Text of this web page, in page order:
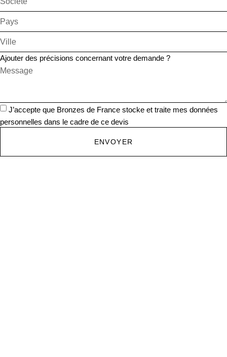
Ajouter des précisions concernant votre demande ?
J’accepte que Bronzes de France stocke et traite mes données
personnelles dans le cadre de ce devis
ENVOYER